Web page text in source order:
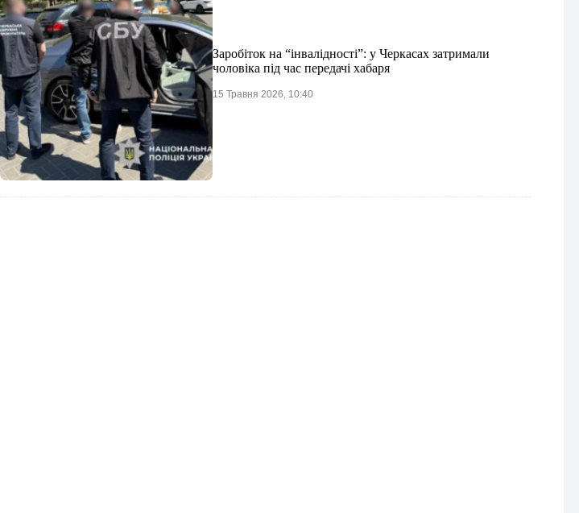
Заробіток на “інвалідності”: у Черкасах затримали
чоловіка під час передачі хабаря
15 Травня 2026, 10:40